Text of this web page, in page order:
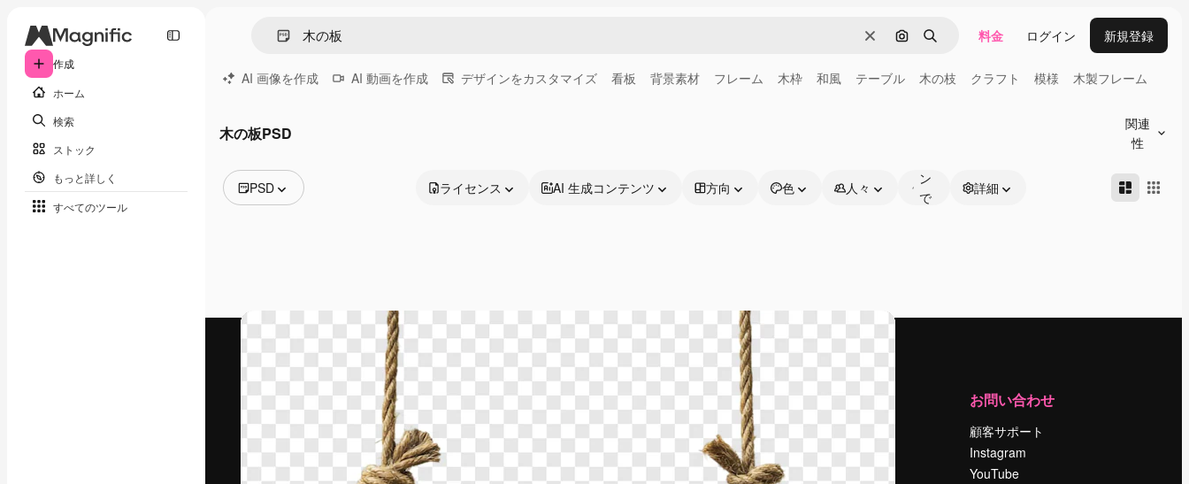
作成
ホーム
検索
ストック
もっと詳しく
すべてのツール
消去 画像で検索
検索 料金 ログイン 新規登録
AI 画像を作成 AI 動画を作成 デザインをカスタマイズ 看板 背景素材 フレーム 木枠 和風 テーブル 木の枝 クラフト 模様 木製フレーム
木の板PSD
関連
性
PSD
動画
アイコン
3D モデル
フォント
ライセンス AI 生成コンテンツ 方向 色 人々
ン
で
詳細
最高のクリエイティブ制作を導くためのプラ
ットフォーム。クリエイター、企業、代理
店、スタジオを含む100万人以上が利用して
製品
AI アシスタント
はじめに
Academy
ドキュメント
サポート
運営
会社概要
お問い合わせ
顧客サポート
Instagram
YouTube